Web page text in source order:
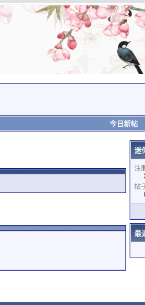
今日新帖
迷
注
帖
最